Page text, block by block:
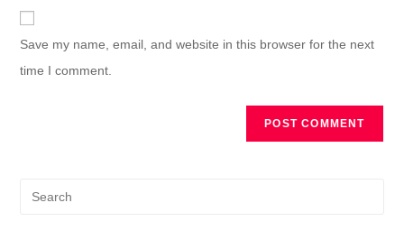
Save my name, email, and website in this browser for the next
time I comment.